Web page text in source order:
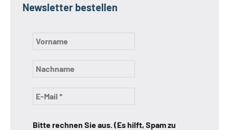
Newsletter bestellen
Bitte rechnen Sie aus. (Es hilft, Spam zu